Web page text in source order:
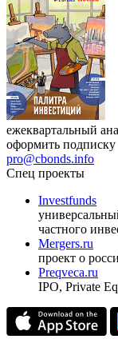
ежеквартальный
оформить подписку
pro@cbonds.info
Спец проекты
Investfunds
частного
Mergers.ru
проект о
Preqveca.ru
IPO, Private